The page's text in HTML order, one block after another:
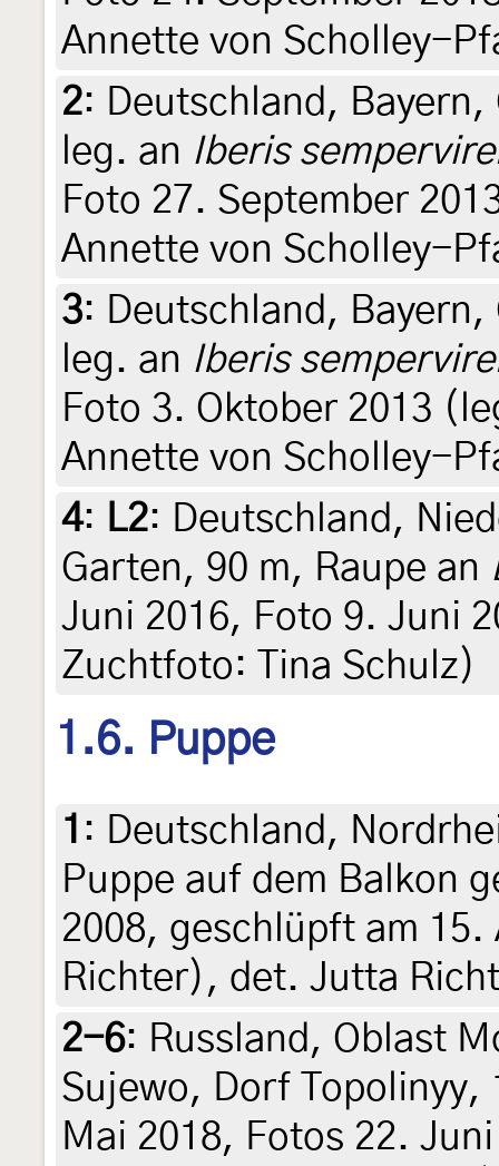
Annette von Scholley-
2: Deutschland,
leg. an Iberis
Foto 27. September
Annette von Scholley-
3: Deutschland,
leg. an Iberis
Foto 3. Oktober 2013
Annette von Scholley-
4: L2: Deutschland,
Garten, 90 m, Raupe an
Juni 2016, Foto 9. Juni
Zuchtfoto: Tina Schulz)
1.6. Puppe
1 : Deutschland,
Puppe auf dem Balkon
2008, geschlüpft am
Richter), det. Jutta
2-6: Russland, Oblast
Sujewo, Dorf
Mai 2018, Fotos 22.